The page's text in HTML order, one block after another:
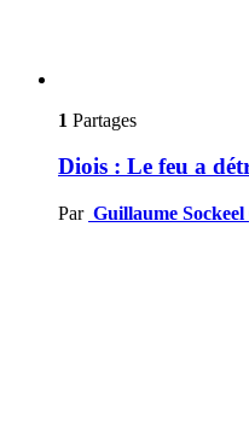
1 Partages
Diois : Le feu a
Par Guillaume Sockeel